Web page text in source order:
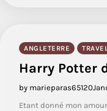
ANGLETERRE
Harry Potter
by marieparas65120
Etant donné mon